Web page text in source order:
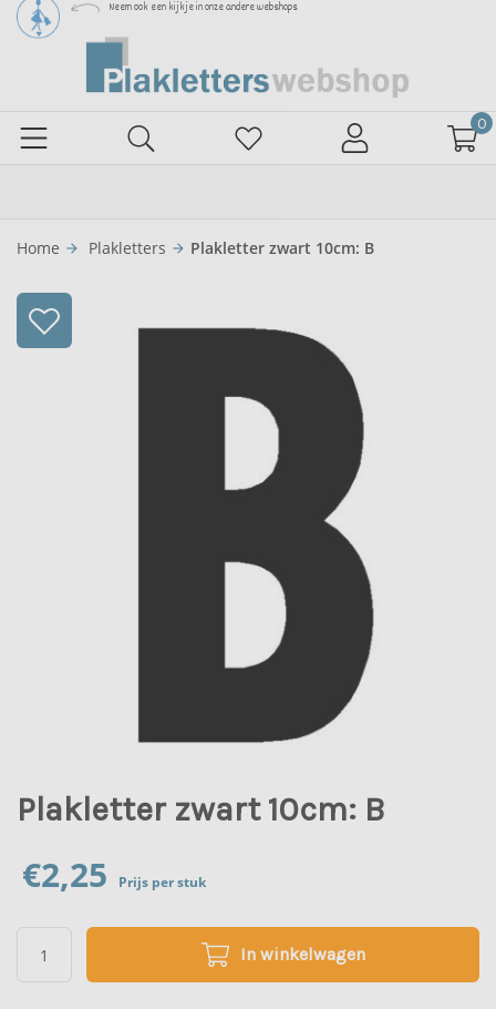
Neem ook een kijkje in onze andere webshops
0
Home arrow_forward Plakletters arrow_forward Plakletter zwart 10cm: B
Plakletter zwart 10cm: B
€2,25 Prijs per stuk
In winkelwagen